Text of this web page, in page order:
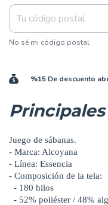
No sé mi código postal
%15 De descuento
Juego de sábanas.
- Marca: Alcoyana
- Línea: Essencia
- Composición de la tela:
- 180 hilos
- 52% poliéster / 48%